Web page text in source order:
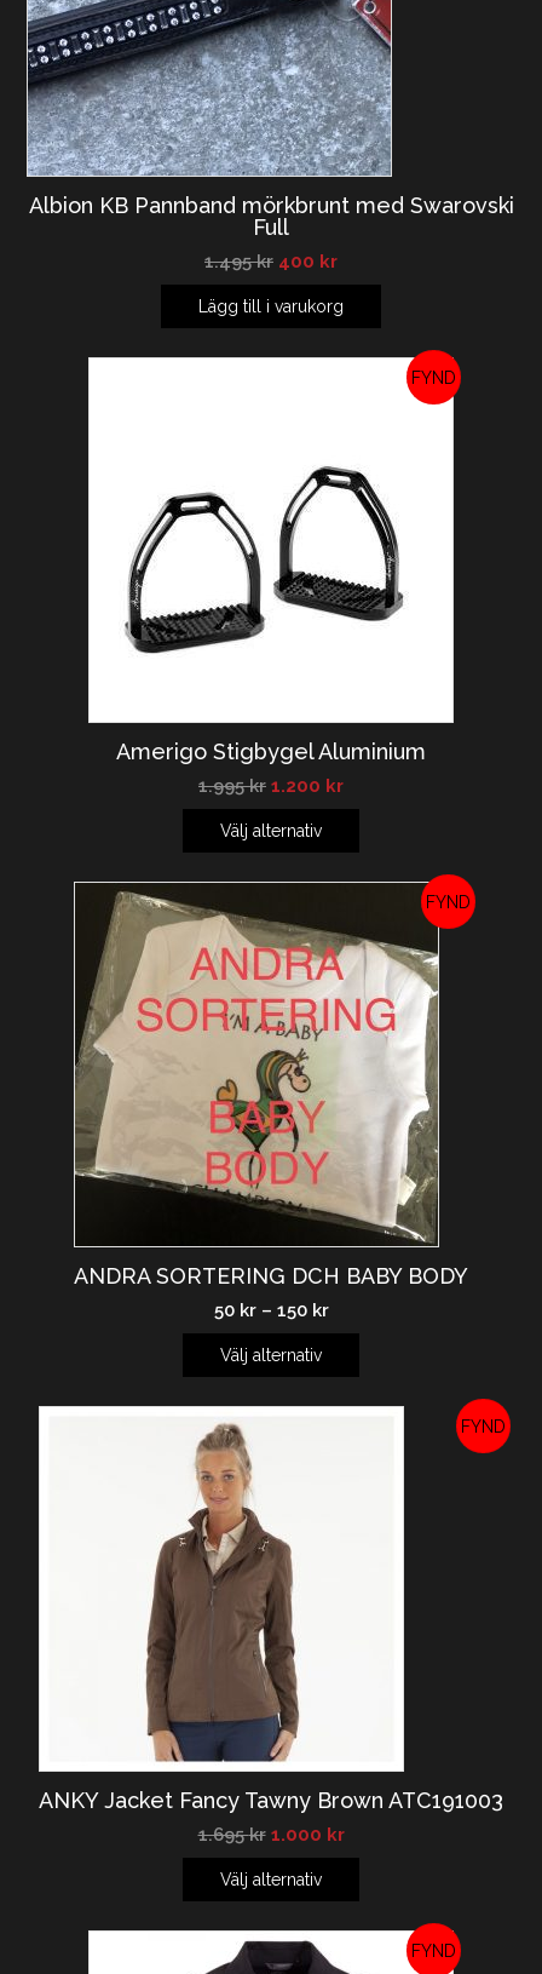
Albion KB Pannband mörkbrunt med Swarovski
Full
1.495kr 400 kr
Lägg till i varukorg
Amerigo Stigbygel Aluminium
1.995kr 1.200 kr
Välj alternativ
REA!
ANDRA SORTERING DCH BABY BODY
50 kr– 150 kr
Välj alternativ
ANKY Jacket Fancy Tawny Brown ATC191003
1.695kr 1.000 kr
Välj alternativ